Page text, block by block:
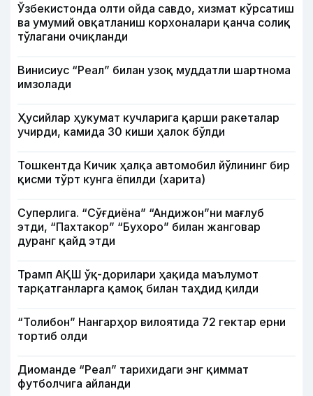
Ўзбекистонда олти ойда савдо, хизмат кўрсатиш
ва умумий овқатланиш корхоналари қанча солиқ
тўлагани очиқланди
Винисиус “Реал” билан узоқ муддатли шартнома
имзолади
Ҳусийлар ҳукумат кучларига қарши ракеталар
учирди, камида 30 киши ҳалок бўлди
Тошкентда Кичик ҳалқа автомобил йўлининг бир
қисми тўрт кунга ёпилди (харита)
Суперлига. “Сўғдиёна” “Андижон”ни мағлуб
этди, “Пахтакор” “Бухоро” билан жанговар
дуранг қайд этди
Трамп АҚШ ўқ-дорилари ҳақида маълумот
тарқатганларга қамоқ билан таҳдид қилди
“Толибон” Нангарҳор вилоятида 72 гектар ерни
тортиб олди
Диоманде “Реал” тарихидаги энг қиммат
футболчига айланди